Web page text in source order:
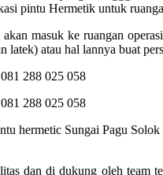
pintu Hermetik untuk
masuk ke ruangan
latek) atau hal lannya buat
hermetic Sungai Pagu
dan di dukung oleh team